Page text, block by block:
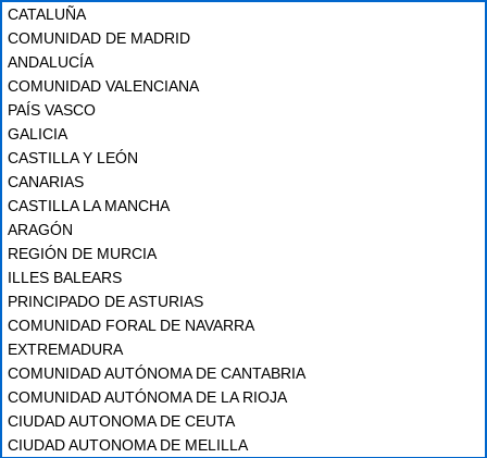
CATALUÑA
COMUNIDAD DE MADRID
ANDALUCÍA
COMUNIDAD VALENCIANA
PAÍS VASCO
GALICIA
CASTILLA Y LEÓN
CANARIAS
CASTILLA LA MANCHA
ARAGÓN
REGIÓN DE MURCIA
ILLES BALEARS
PRINCIPADO DE ASTURIAS
COMUNIDAD FORAL DE NAVARRA
EXTREMADURA
COMUNIDAD AUTÓNOMA DE CANTABRIA
COMUNIDAD AUTÓNOMA DE LA RIOJA
CIUDAD AUTONOMA DE CEUTA
CIUDAD AUTONOMA DE MELILLA